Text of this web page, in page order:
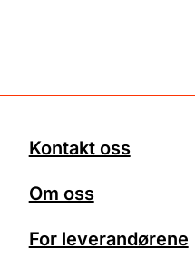
Kontakt oss
Om oss
For leverandørene